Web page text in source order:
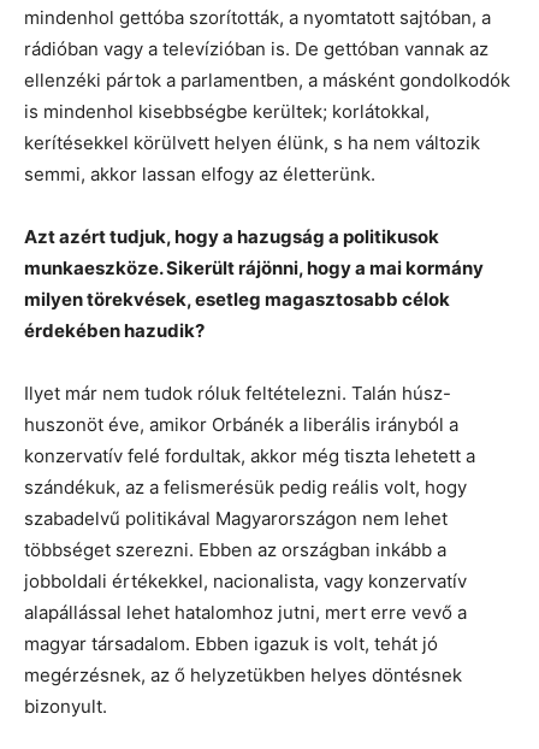
mindenhol gettóba szorították, a nyomtatott sajtóban, a
rádióban vagy a televízióban is. De gettóban vannak az
ellenzéki pártok a parlamentben, a másként gondolkodók
is mindenhol kisebbségbe kerültek; korlátokkal,
kerítésekkel körülvett helyen élünk, s ha nem változik
semmi, akkor lassan elfogy az életterünk.
Azt azért tudjuk, hogy a hazugság a politikusok
munkaeszköze. Sikerült rájönni, hogy a mai kormány
milyen törekvések, esetleg magasztosabb célok
érdekében hazudik?
Ilyet már nem tudok róluk feltételezni. Talán húsz-
huszonöt éve, amikor Orbánék a liberális irányból a
konzervatív felé fordultak, akkor még tiszta lehetett a
szándékuk, az a felismerésük pedig reális volt, hogy
szabadelvű politikával Magyarországon nem lehet
többséget szerezni. Ebben az országban inkább a
jobboldali értékekkel, nacionalista, vagy konzervatív
alapállással lehet hatalomhoz jutni, mert erre vevő a
magyar társadalom. Ebben igazuk is volt, tehát jó
megérzésnek, az ő helyzetükben helyes döntésnek
bizonyult.